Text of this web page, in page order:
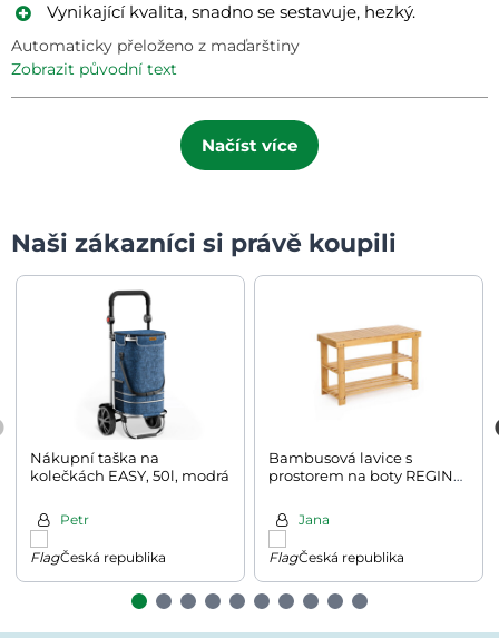
Vynikající kvalita, snadno se sestavuje, hezký.
Automaticky přeloženo z maďarštiny
zobrazit původní text
Načíst více
Naši zákazníci si právě koupili
Nákupní taška na
kolečkách EASY, 50l, modrá
Petr
Česká republika
Bambusová lavice s
prostorem na boty REGINA,
dřevoJana
Česká republika